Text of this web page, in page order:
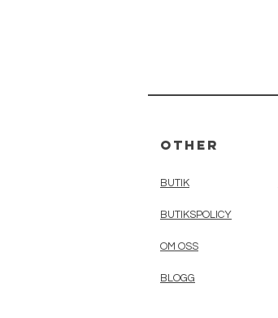
Other
BUTIK
BUTIKSPOLICY
OM OSS
BLOGG